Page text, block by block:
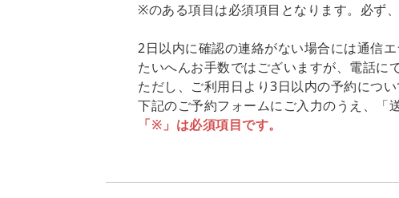
※のある項目は必須項目となります。必ず
2日以内に確認の連絡がない場合には通信
たいへんお手数ではございますが、電話に
ただし、ご利用日より3日以内の予約につい
下記のご予約フォームにご入力のうえ、「
「※」は必須項目です。